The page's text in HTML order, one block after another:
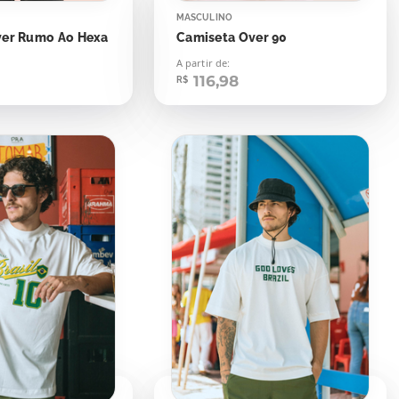
Rumo Ao Hexa
MASCULINO
Camiseta Over 90
A partir de:
R$ 116,98